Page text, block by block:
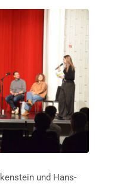
und Hans-